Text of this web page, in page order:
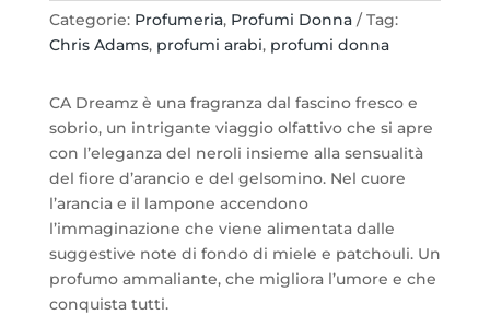
Femme
-
edp
100ml.
spray
quantità
Categorie: Profumeria, Profumi Donna
Tag:
Chris Adams, profumi arabi, profumi donna
CA Dreamz è una fragranza dal fascino fresco e
sobrio, un intrigante viaggio olfattivo che si apre
con l’eleganza del neroli insieme alla sensualità
del fiore d’arancio e del gelsomino. Nel cuore
l’arancia e il lampone accendono
l’immaginazione che viene alimentata dalle
suggestive note di fondo di miele e patchouli. Un
profumo ammaliante, che migliora l’umore e che
conquista tutti.